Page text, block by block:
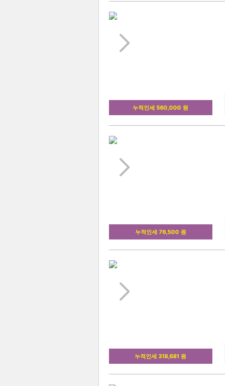
누적인세 560,000 원
누적인세 76,500 원
누적인세 318,681 원